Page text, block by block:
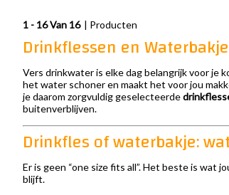
1 - 16 Van 16 | Producten
Drinkflessen en
Vers drinkwater is elke dag belangrijk voor je
het water schoner en maakt het voor jou
je daarom zorgvuldig geselecteerde
buitenverblijven.
Drinkfles of waterbakje:
Er is geen “one size fits all”. Het beste is
blijft.